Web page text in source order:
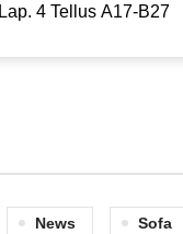
Lap. 4 Tellus A17-B27
News Sofa